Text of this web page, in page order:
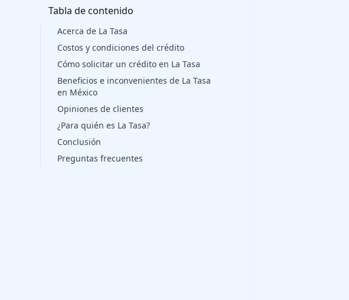
Tabla de contenido
Acerca de La Tasa
Costos y condiciones del crédito
Cómo solicitar un crédito en La Tasa
Beneficios e inconvenientes de La Tasa
en México
Opiniones de clientes
¿Para quién es La Tasa?
Conclusión
Preguntas frecuentes